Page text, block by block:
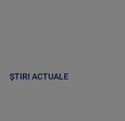
ȘTIRI ACTUALE